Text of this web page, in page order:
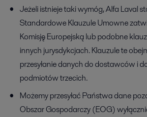
Jeżeli istnieje taki wymóg, Alfa Laval
Standardowe Klauzule Umowne
Komisję Europejską lub podobne
innych jurysdykcjach. Klauzule te
przesyłanie danych do dostawców i
podmiotów trzecich.
Możemy przesyłać Państwa dane
Obszar Gospodarczy (EOG)